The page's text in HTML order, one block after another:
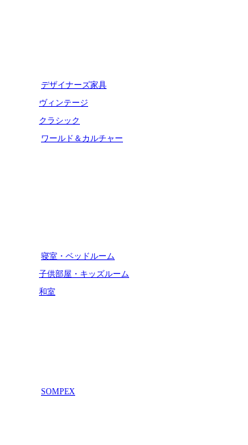
デザイナーズ家具
ヴィンテージ
クラシック
ワールド＆カルチャー
寝室・ベッドルーム
子供部屋・キッズルーム
和室
SOMPEX